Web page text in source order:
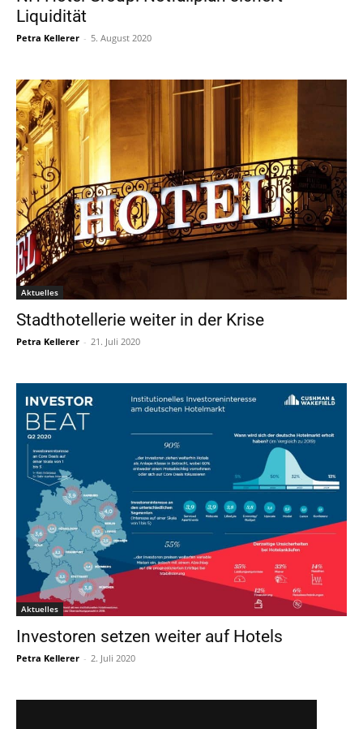
Liquidität
Petra Kellerer - 5. August 2020
Aktuelles
Stadthotellerie weiter in der Krise
Petra Kellerer - 21. Juli 2020
Aktuelles
Investoren setzen weiter auf Hotels
Petra Kellerer - 2. Juli 2020